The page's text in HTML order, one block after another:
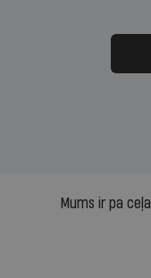
Mums ir pa